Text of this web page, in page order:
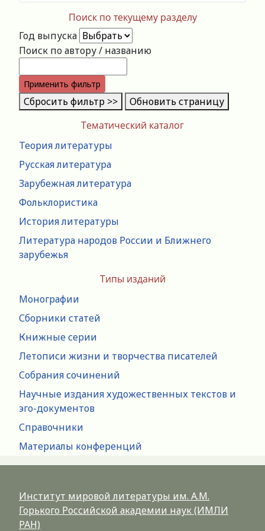
Тематический каталог
Теория литературы
Русская литература
Зарубежная литература
Фольклористика
История литературы
Литература народов России и Ближнего
зарубежья
Типы изданий
Монографии
Сборники статей
Книжные серии
Летописи жизни и творчества писателей
Собрания сочинений
Научные издания художественных текстов и
эго-документов
Справочники
Материалы конференций
Поиск по текущему разделу
Год выпуска
Поиск по автору / названию
Применить фильтр
Сбросить фильтр >> Обновить страницу
Институт мировой литературы им. А.М.
Горького Российской академии наук (ИМЛИ
РАН)